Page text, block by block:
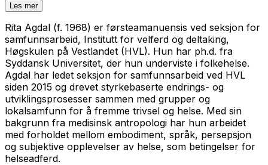
Les mer
Rita Agdal (f. 1968) er førsteamanuensis ved seksjon for
samfunnsarbeid, Institutt for velferd og deltaking,
Høgskulen på Vestlandet (HVL). Hun har ph.d. fra
Syddansk Universitet, der hun underviste i folkehelse.
Agdal har ledet seksjon for samfunnsarbeid ved HVL
siden 2015 og drevet styrkebaserte endrings- og
utviklingsprosesser sammen med grupper og
lokalsamfunn for å fremme trivsel og helse. Med sin
bakgrunn fra medisinsk antropologi har hun arbeidet
med forholdet mellom embodiment, språk, persepsjon
og subjektive opplevelser av helse, som betingelser for
helseadferd.